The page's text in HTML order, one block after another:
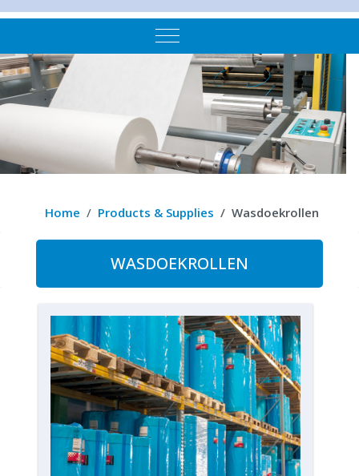
Mobile Menu Toggle
Home Products & Supplies Wasdoekrollen
WASDOEKROLLEN